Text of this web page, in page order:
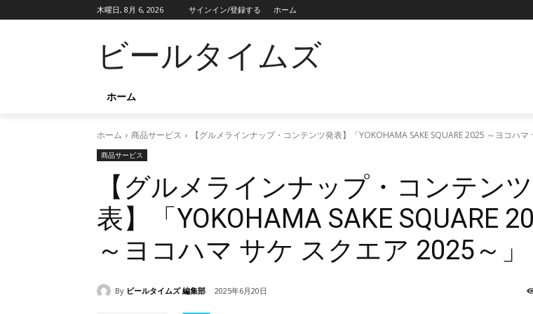
木曜日, 8月 6, 2026 サインイン/登録する ホーム
ビールタイムズ
ホーム
ホーム 商品サービス 【グルメラインナップ・コンテンツ発表】「YOKOHAMA SAKE SQUARE 2025 ～ヨコハマ
商品サービス
【グルメラインナップ・コンテン
表】「YOKOHAMA SAKE SQUARE
～ヨコハマ サケ スクエア 2025～」
By ビールタイムズ 編集部 2025年6月20日